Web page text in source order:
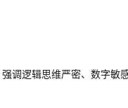
调逻辑思维严密、数字敏